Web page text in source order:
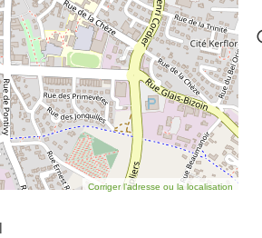
Corriger l’adresse ou la localisation